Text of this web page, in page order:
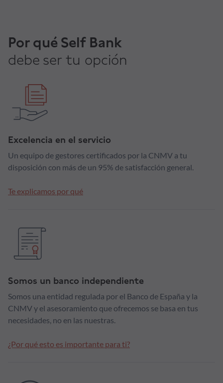
Por qué Self Bank
debe ser tu opción
Excelencia en el servicio
Un equipo de gestores certificados por la CNMV a tu
disposición con más de un 95% de satisfacción general.
Te explicamos por qué
Somos un banco independiente
Somos una entidad regulada por el Banco de España y la
CNMV y el asesoramiento que ofrecemos se basa en tus
necesidades, no en las nuestras.
¿Por qué esto es importante para ti?